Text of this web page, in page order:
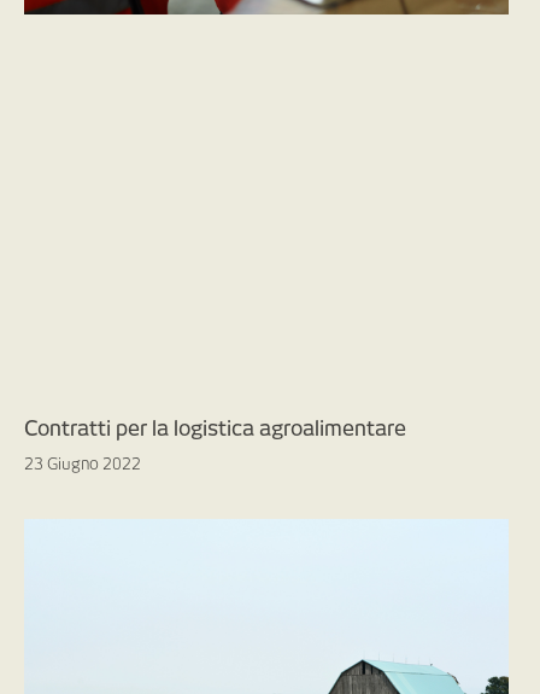
Contratti per la logistica agroalimentare
23 Giugno 2022